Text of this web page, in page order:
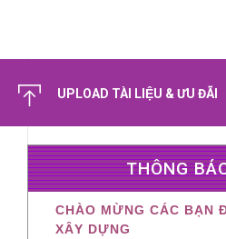
UPLOAD TÀI LIỆU & ƯU ĐÃI
THÔNG
CHÀO MỪNG CÁC BẠN
XÂY DỰNG